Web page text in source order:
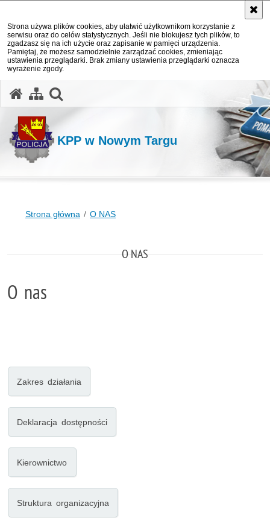
Strona używa plików cookies, aby ułatwić użytkownikom korzystanie z
serwisu oraz do celów statystycznych. Jeśli nie blokujesz tych plików, to
zgadzasz się na ich użycie oraz zapisanie w pamięci urządzenia.
Pamiętaj, że możesz samodzielnie zarządzać cookies, zmieniając
ustawienia przeglądarki. Brak zmiany ustawienia przeglądarki oznacza
wyrażenie zgody.
KPP w Nowym Targu
Strona główna O NAS
O NAS
O nas
Zakres działania
Deklaracja dostępności
Kierownictwo
Struktura organizacyjna